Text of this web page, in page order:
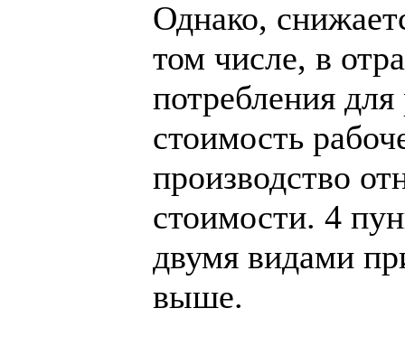
Однако,
том числе, в
потребления
стоимость
производство
стоимости. 4
двумя видами
выше.